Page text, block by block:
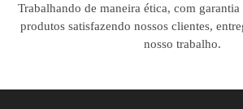
Trabalhando de maneira ética, com
produtos satisfazendo nossos clientes,
nosso trabalho.